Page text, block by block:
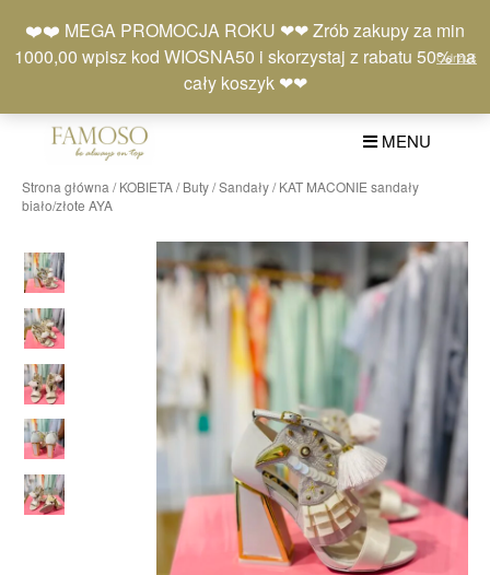
❤️❤️ MEGA PROMOCJA ROKU ❤❤ Zrób zakupy za min
1000,00 wpisz kod WIOSNA50 i skorzystaj z rabatu 50% na
cały koszyk ❤❤
Odrzuć
content
Moje
konto
Lista
życzeń
Koszyk
(0)
MENU
Strona główna /KOBIETA/Buty/Sandały/ KAT MACONIE sandały
biało/złote AYA